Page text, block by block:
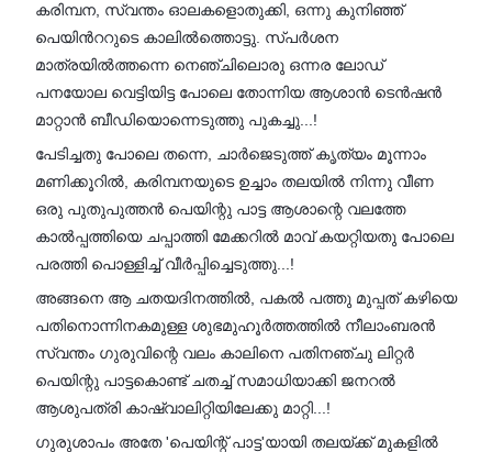
കരിമ്പന, സ്വന്തം ഓലകളൊതുക്കി, ഒന്നു കുനിഞ്ഞ്
പെയിൻററുടെ കാലിൽത്തൊട്ടു. സ്പർശന
മാത്രയിൽത്തന്നെ നെഞ്ചിലൊരു ഒന്നര ലോഡ്
പനയോല വെട്ടിയിട്ട പോലെ തോന്നിയ ആശാൻ ടെൻഷൻ
മാറ്റാൻ ബീഡിയൊന്നെടുത്തു പുകച്ചു...!
പേടിച്ചതു പോലെ തന്നെ, ചാർജെടുത്ത് കൃത്യം മൂന്നാം
മണിക്കൂറിൽ, കരിമ്പനയുടെ ഉച്ചാം തലയിൽ നിന്നു വീണ
ഒരു പുതുപുത്തൻ പെയിന്റു പാട്ട ആശാന്റെ വലത്തേ
കാൽപ്പത്തിയെ ചപ്പാത്തി മേക്കറിൽ മാവ് കയറ്റിയതു പോലെ
പരത്തി പൊള്ളിച്ച് വീർപ്പിച്ചെടുത്തു...!
അങ്ങനെ ആ ചതയദിനത്തിൽ, പകൽ പത്തു മുപ്പത് കഴിയെ
പതിനൊന്നിനകമുള്ള ശുഭമുഹൂർത്തത്തിൽ നീലാംബരൻ
സ്വന്തം ഗുരുവിന്റെ വലം കാലിനെ പതിനഞ്ചു ലിറ്റർ
പെയിന്റു പാട്ടകൊണ്ട് ചതച്ച് സമാധിയാക്കി ജനറൽ
ആശുപത്രി കാഷ്വാലിറ്റിയിലേക്കു മാറ്റി...!
ഗുരുശാപം അതേ 'പെയിന്റ് പാട്ട'യായി തലയ്ക്ക് മുകളിൽ